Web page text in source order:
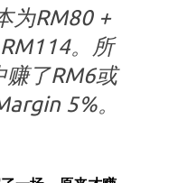
为RM80 +
。所
赚了RM6或
5%。